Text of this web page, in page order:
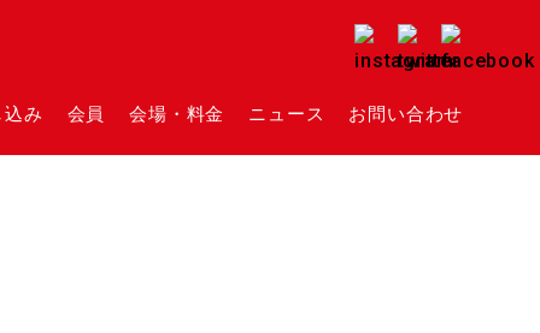
込み 会員 会場・料金 ニュース お問い合わせ